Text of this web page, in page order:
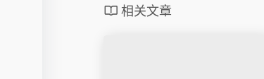
相关文章